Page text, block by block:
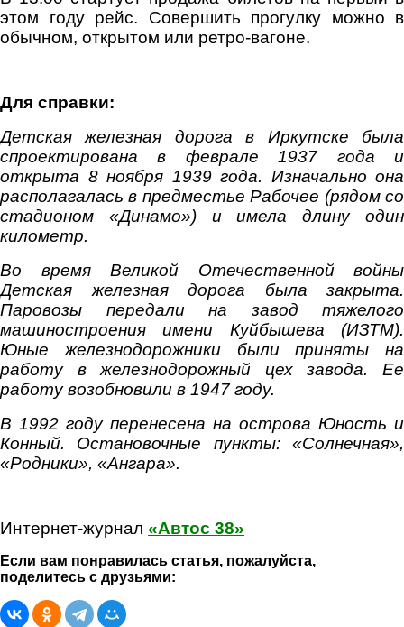
этом году рейс. Совершить прогулку можно в
обычном, открытом или ретро-вагоне.
Для справки:
Детская железная дорога в Иркутске была
спроектирована в феврале 1937 года и
открыта 8 ноября 1939 года. Изначально она
располагалась в предместье Рабочее (рядом со
стадионом «Динамо») и имела длину один
километр.
Во время Великой Отечественной войны
Детская железная дорога была закрыта.
Паровозы передали на завод тяжелого
машиностроения имени Куйбышева (ИЗТМ).
Юные железнодорожники были приняты на
работу в железнодорожный цех завода. Ее
работу возобновили в 1947 году.
В 1992 году перенесена на острова Юность и
Конный. Остановочные пункты: «Солнечная»,
«Родники», «Ангара».
Интернет-журнал «Автос 38»
Если вам понравилась статья, пожалуйста,
поделитесь с друзьями: